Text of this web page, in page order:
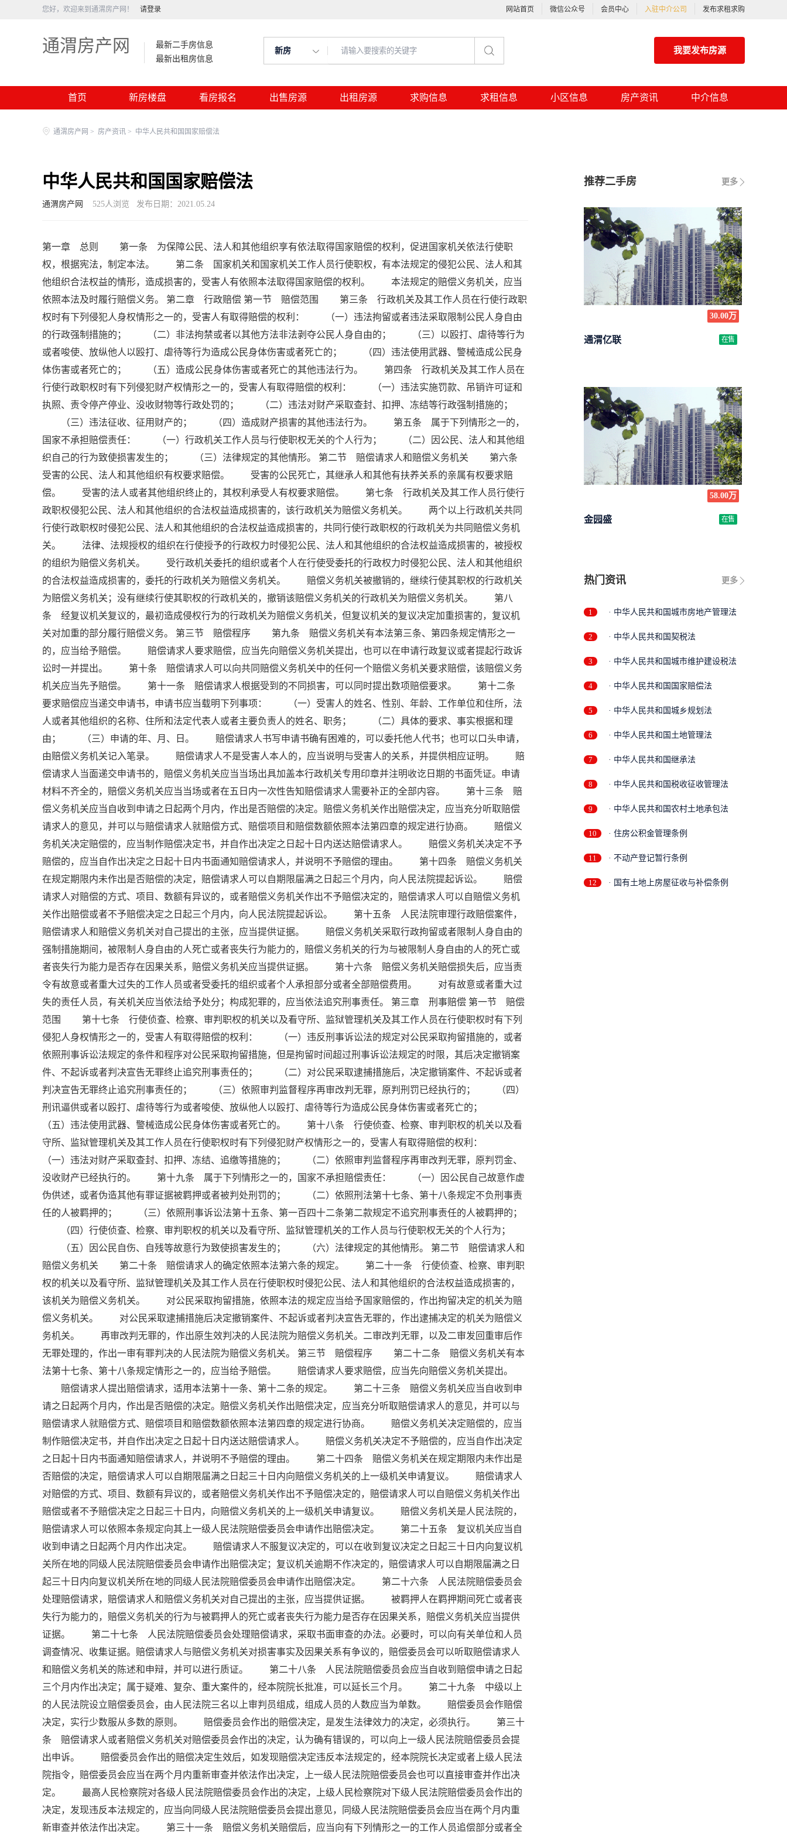
您好，欢迎来到通渭房产网！ 请登录 网站首页 微信公众号 会员中心 入驻中介公司 发布求租求购
通渭房产网
最新二手房信息
最新出租房信息
新房 我要发布房源
首页 新房楼盘 看房报名 出售房源 出租房源 求购信息 求租信息 小区信息 房产资讯 中介信息
通渭房产网 > 房产资讯 > 中华人民共和国国家赔偿法
中华人民共和国国家赔偿法
通渭房产网 525人浏览 发布日期：2021.05.24
第一章 总则 第一条 为保障公民、法人和其他组织享有依法取得国家赔偿的权利，促进国家机关依法行使职
权，根据宪法，制定本法。 第二条 国家机关和国家机关工作人员行使职权，有本法规定的侵犯公民、法人和其
他组织合法权益的情形，造成损害的，受害人有依照本法取得国家赔偿的权利。 本法规定的赔偿义务机关，应当
依照本法及时履行赔偿义务。 第二章 行政赔偿 第一节 赔偿范围 第三条 行政机关及其工作人员在行使行政职
权时有下列侵犯人身权情形之一的，受害人有取得赔偿的权利： （一）违法拘留或者违法采取限制公民人身自由
的行政强制措施的； （二）非法拘禁或者以其他方法非法剥夺公民人身自由的； （三）以殴打、虐待等行为
或者唆使、放纵他人以殴打、虐待等行为造成公民身体伤害或者死亡的； （四）违法使用武器、警械造成公民身
体伤害或者死亡的； （五）造成公民身体伤害或者死亡的其他违法行为。 第四条 行政机关及其工作人员在
行使行政职权时有下列侵犯财产权情形之一的，受害人有取得赔偿的权利： （一）违法实施罚款、吊销许可证和
执照、责令停产停业、没收财物等行政处罚的； （二）违法对财产采取查封、扣押、冻结等行政强制措施的；
（三）违法征收、征用财产的； （四）造成财产损害的其他违法行为。 第五条 属于下列情形之一的，
国家不承担赔偿责任： （一）行政机关工作人员与行使职权无关的个人行为； （二）因公民、法人和其他组
织自己的行为致使损害发生的； （三）法律规定的其他情形。 第二节 赔偿请求人和赔偿义务机关 第六条
受害的公民、法人和其他组织有权要求赔偿。 受害的公民死亡，其继承人和其他有扶养关系的亲属有权要求赔
偿。 受害的法人或者其他组织终止的，其权利承受人有权要求赔偿。 第七条 行政机关及其工作人员行使行
政职权侵犯公民、法人和其他组织的合法权益造成损害的，该行政机关为赔偿义务机关。 两个以上行政机关共同
行使行政职权时侵犯公民、法人和其他组织的合法权益造成损害的，共同行使行政职权的行政机关为共同赔偿义务机
关。 法律、法规授权的组织在行使授予的行政权力时侵犯公民、法人和其他组织的合法权益造成损害的，被授权
的组织为赔偿义务机关。 受行政机关委托的组织或者个人在行使受委托的行政权力时侵犯公民、法人和其他组织
的合法权益造成损害的，委托的行政机关为赔偿义务机关。 赔偿义务机关被撤销的，继续行使其职权的行政机关
为赔偿义务机关；没有继续行使其职权的行政机关的，撤销该赔偿义务机关的行政机关为赔偿义务机关。 第八
条 经复议机关复议的，最初造成侵权行为的行政机关为赔偿义务机关，但复议机关的复议决定加重损害的，复议机
关对加重的部分履行赔偿义务。 第三节 赔偿程序 第九条 赔偿义务机关有本法第三条、第四条规定情形之一
的，应当给予赔偿。 赔偿请求人要求赔偿，应当先向赔偿义务机关提出，也可以在申请行政复议或者提起行政诉
讼时一并提出。 第十条 赔偿请求人可以向共同赔偿义务机关中的任何一个赔偿义务机关要求赔偿，该赔偿义务
机关应当先予赔偿。 第十一条 赔偿请求人根据受到的不同损害，可以同时提出数项赔偿要求。 第十二条
要求赔偿应当递交申请书，申请书应当载明下列事项： （一）受害人的姓名、性别、年龄、工作单位和住所，法
人或者其他组织的名称、住所和法定代表人或者主要负责人的姓名、职务； （二）具体的要求、事实根据和理
由； （三）申请的年、月、日。 赔偿请求人书写申请书确有困难的，可以委托他人代书；也可以口头申请，
由赔偿义务机关记入笔录。 赔偿请求人不是受害人本人的，应当说明与受害人的关系，并提供相应证明。 赔
偿请求人当面递交申请书的，赔偿义务机关应当当场出具加盖本行政机关专用印章并注明收讫日期的书面凭证。申请
材料不齐全的，赔偿义务机关应当当场或者在五日内一次性告知赔偿请求人需要补正的全部内容。 第十三条 赔
偿义务机关应当自收到申请之日起两个月内，作出是否赔偿的决定。赔偿义务机关作出赔偿决定，应当充分听取赔偿
请求人的意见，并可以与赔偿请求人就赔偿方式、赔偿项目和赔偿数额依照本法第四章的规定进行协商。 赔偿义
务机关决定赔偿的，应当制作赔偿决定书，并自作出决定之日起十日内送达赔偿请求人。 赔偿义务机关决定不予
赔偿的，应当自作出决定之日起十日内书面通知赔偿请求人，并说明不予赔偿的理由。 第十四条 赔偿义务机关
在规定期限内未作出是否赔偿的决定，赔偿请求人可以自期限届满之日起三个月内，向人民法院提起诉讼。 赔偿
请求人对赔偿的方式、项目、数额有异议的，或者赔偿义务机关作出不予赔偿决定的，赔偿请求人可以自赔偿义务机
关作出赔偿或者不予赔偿决定之日起三个月内，向人民法院提起诉讼。 第十五条 人民法院审理行政赔偿案件，
赔偿请求人和赔偿义务机关对自己提出的主张，应当提供证据。 赔偿义务机关采取行政拘留或者限制人身自由的
强制措施期间，被限制人身自由的人死亡或者丧失行为能力的，赔偿义务机关的行为与被限制人身自由的人的死亡或
者丧失行为能力是否存在因果关系，赔偿义务机关应当提供证据。 第十六条 赔偿义务机关赔偿损失后，应当责
令有故意或者重大过失的工作人员或者受委托的组织或者个人承担部分或者全部赔偿费用。 对有故意或者重大过
失的责任人员，有关机关应当依法给予处分；构成犯罪的，应当依法追究刑事责任。 第三章 刑事赔偿 第一节 赔偿
范围 第十七条 行使侦查、检察、审判职权的机关以及看守所、监狱管理机关及其工作人员在行使职权时有下列
侵犯人身权情形之一的，受害人有取得赔偿的权利： （一）违反刑事诉讼法的规定对公民采取拘留措施的，或者
依照刑事诉讼法规定的条件和程序对公民采取拘留措施，但是拘留时间超过刑事诉讼法规定的时限，其后决定撤销案
件、不起诉或者判决宣告无罪终止追究刑事责任的； （二）对公民采取逮捕措施后，决定撤销案件、不起诉或者
判决宣告无罪终止追究刑事责任的； （三）依照审判监督程序再审改判无罪，原判刑罚已经执行的； （四）
刑讯逼供或者以殴打、虐待等行为或者唆使、放纵他人以殴打、虐待等行为造成公民身体伤害或者死亡的；
（五）违法使用武器、警械造成公民身体伤害或者死亡的。 第十八条 行使侦查、检察、审判职权的机关以及看
守所、监狱管理机关及其工作人员在行使职权时有下列侵犯财产权情形之一的，受害人有取得赔偿的权利：
（一）违法对财产采取查封、扣押、冻结、追缴等措施的； （二）依照审判监督程序再审改判无罪，原判罚金、
没收财产已经执行的。 第十九条 属于下列情形之一的，国家不承担赔偿责任： （一）因公民自己故意作虚
伪供述，或者伪造其他有罪证据被羁押或者被判处刑罚的； （二）依照刑法第十七条、第十八条规定不负刑事责
任的人被羁押的； （三）依照刑事诉讼法第十五条、第一百四十二条第二款规定不追究刑事责任的人被羁押的；
（四）行使侦查、检察、审判职权的机关以及看守所、监狱管理机关的工作人员与行使职权无关的个人行为；
（五）因公民自伤、自残等故意行为致使损害发生的； （六）法律规定的其他情形。 第二节 赔偿请求人和
赔偿义务机关 第二十条 赔偿请求人的确定依照本法第六条的规定。 第二十一条 行使侦查、检察、审判职
权的机关以及看守所、监狱管理机关及其工作人员在行使职权时侵犯公民、法人和其他组织的合法权益造成损害的，
该机关为赔偿义务机关。 对公民采取拘留措施，依照本法的规定应当给予国家赔偿的，作出拘留决定的机关为赔
偿义务机关。 对公民采取逮捕措施后决定撤销案件、不起诉或者判决宣告无罪的，作出逮捕决定的机关为赔偿义
务机关。 再审改判无罪的，作出原生效判决的人民法院为赔偿义务机关。二审改判无罪，以及二审发回重审后作
无罪处理的，作出一审有罪判决的人民法院为赔偿义务机关。 第三节 赔偿程序 第二十二条 赔偿义务机关有本
法第十七条、第十八条规定情形之一的，应当给予赔偿。 赔偿请求人要求赔偿，应当先向赔偿义务机关提出。
赔偿请求人提出赔偿请求，适用本法第十一条、第十二条的规定。 第二十三条 赔偿义务机关应当自收到申
请之日起两个月内，作出是否赔偿的决定。赔偿义务机关作出赔偿决定，应当充分听取赔偿请求人的意见，并可以与
赔偿请求人就赔偿方式、赔偿项目和赔偿数额依照本法第四章的规定进行协商。 赔偿义务机关决定赔偿的，应当
制作赔偿决定书，并自作出决定之日起十日内送达赔偿请求人。 赔偿义务机关决定不予赔偿的，应当自作出决定
之日起十日内书面通知赔偿请求人，并说明不予赔偿的理由。 第二十四条 赔偿义务机关在规定期限内未作出是
否赔偿的决定，赔偿请求人可以自期限届满之日起三十日内向赔偿义务机关的上一级机关申请复议。 赔偿请求人
对赔偿的方式、项目、数额有异议的，或者赔偿义务机关作出不予赔偿决定的，赔偿请求人可以自赔偿义务机关作出
赔偿或者不予赔偿决定之日起三十日内，向赔偿义务机关的上一级机关申请复议。 赔偿义务机关是人民法院的，
赔偿请求人可以依照本条规定向其上一级人民法院赔偿委员会申请作出赔偿决定。 第二十五条 复议机关应当自
收到申请之日起两个月内作出决定。 赔偿请求人不服复议决定的，可以在收到复议决定之日起三十日内向复议机
关所在地的同级人民法院赔偿委员会申请作出赔偿决定；复议机关逾期不作决定的，赔偿请求人可以自期限届满之日
起三十日内向复议机关所在地的同级人民法院赔偿委员会申请作出赔偿决定。 第二十六条 人民法院赔偿委员会
处理赔偿请求，赔偿请求人和赔偿义务机关对自己提出的主张，应当提供证据。 被羁押人在羁押期间死亡或者丧
失行为能力的，赔偿义务机关的行为与被羁押人的死亡或者丧失行为能力是否存在因果关系，赔偿义务机关应当提供
证据。 第二十七条 人民法院赔偿委员会处理赔偿请求，采取书面审查的办法。必要时，可以向有关单位和人员
调查情况、收集证据。赔偿请求人与赔偿义务机关对损害事实及因果关系有争议的，赔偿委员会可以听取赔偿请求人
和赔偿义务机关的陈述和申辩，并可以进行质证。 第二十八条 人民法院赔偿委员会应当自收到赔偿申请之日起
三个月内作出决定；属于疑难、复杂、重大案件的，经本院院长批准，可以延长三个月。 第二十九条 中级以上
的人民法院设立赔偿委员会，由人民法院三名以上审判员组成，组成人员的人数应当为单数。 赔偿委员会作赔偿
决定，实行少数服从多数的原则。 赔偿委员会作出的赔偿决定，是发生法律效力的决定，必须执行。 第三十
条 赔偿请求人或者赔偿义务机关对赔偿委员会作出的决定，认为确有错误的，可以向上一级人民法院赔偿委员会提
出申诉。 赔偿委员会作出的赔偿决定生效后，如发现赔偿决定违反本法规定的，经本院院长决定或者上级人民法
院指令，赔偿委员会应当在两个月内重新审查并依法作出决定，上一级人民法院赔偿委员会也可以直接审查并作出决
定。 最高人民检察院对各级人民法院赔偿委员会作出的决定，上级人民检察院对下级人民法院赔偿委员会作出的
决定，发现违反本法规定的，应当向同级人民法院赔偿委员会提出意见，同级人民法院赔偿委员会应当在两个月内重
新审查并依法作出决定。 第三十一条 赔偿义务机关赔偿后，应当向有下列情形之一的工作人员追偿部分或者全
更多
推荐二手房
30.00万
通渭亿联 在售
58.00万
金园盛 在售
更多
热门资讯
1 · 中华人民共和国城市房地产管理法
2 · 中华人民共和国契税法
3 · 中华人民共和国城市维护建设税法
4 · 中华人民共和国国家赔偿法
5 · 中华人民共和国城乡规划法
6 · 中华人民共和国土地管理法
7 · 中华人民共和国继承法
8 · 中华人民共和国税收征收管理法
9 · 中华人民共和国农村土地承包法
10 · 住房公积金管理条例
11 · 不动产登记暂行条例
12 · 国有土地上房屋征收与补偿条例